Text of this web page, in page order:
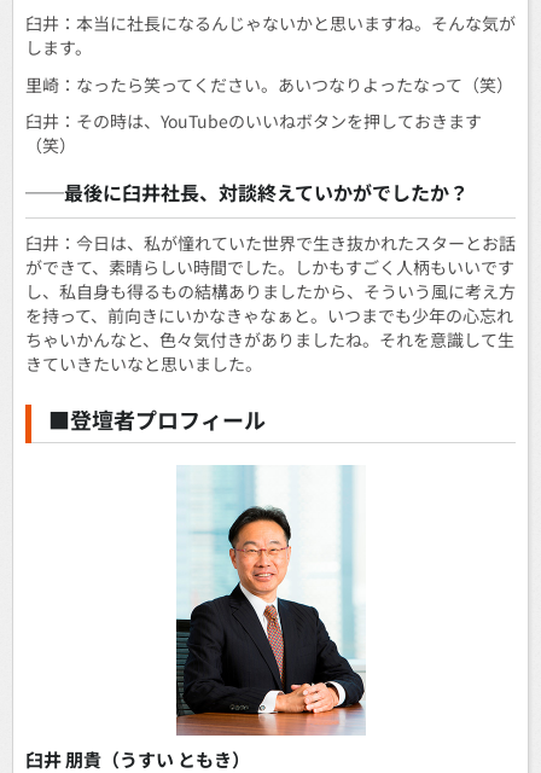
臼井：本当に社長になるんじゃないかと思いますね。そんな気が
します。
里崎：なったら笑ってください。あいつなりよったなって（笑）
臼井：その時は、YouTubeのいいねボタンを押しておきます
（笑）
──最後に臼井社長、対談終えていかがでしたか？
臼井：今日は、私が憧れていた世界で生き抜かれたスターとお話
ができて、素晴らしい時間でした。しかもすごく人柄もいいです
し、私自身も得るもの結構ありましたから、そういう風に考え方
を持って、前向きにいかなきゃなぁと。いつまでも少年の心忘れ
ちゃいかんなと、色々気付きがありましたね。それを意識して生
きていきたいなと思いました。
■登壇者プロフィール
臼井 朋貴（うすい ともき）